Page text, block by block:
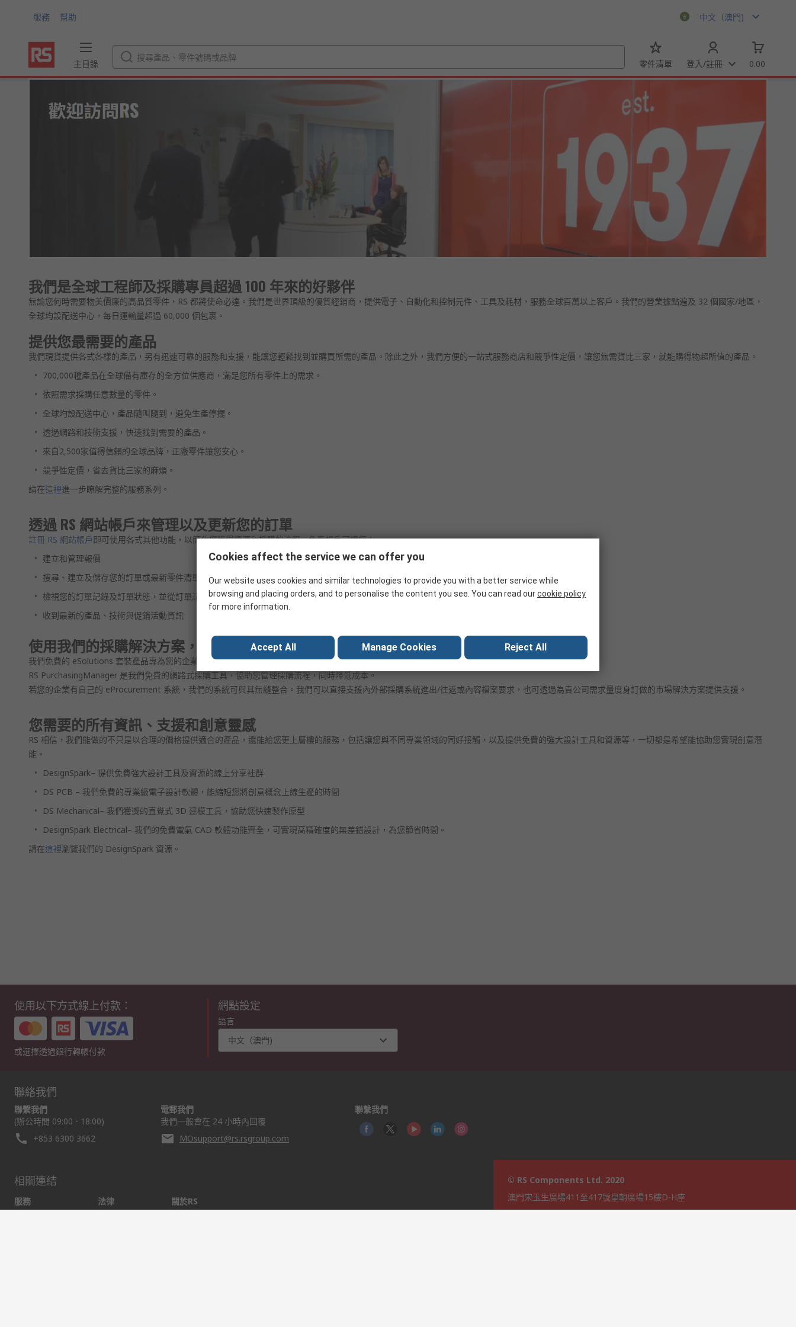
服務 幫助 中文（澳門)
主目錄 零件清單 登入/註冊 0.00
我們是全球工程師及採購專員超過 100 年來的好夥伴
無論您何時需要物美價廉的高品質零件，RS 都將使命必達。我們是世界頂級的優質經銷商，提供電子、自動化和控制元件、工具及耗材，服務全球百萬以上客戶。我們的營業據點遍及 32 個國家/地區，
全球均設配送中心，每日運輸量超過 60,000 個包裹。
提供您最需要的產品
我們現貨提供各式各樣的產品，另有迅速可靠的服務和支援，能讓您輕鬆找到並購買所需的產品。除此之外，我們方便的一站式服務商店和競爭性定價，讓您無需貨比三家，就能購得物超所值的產品。
700,000種產品在全球備有庫存的全方位供應商，滿足您所有零件上的需求。
依照需求採購任意數量的零件。
全球均設配送中心，產品隨叫隨到，避免生產停擺。
透過網路和技術支援，快速找到需要的產品。
來自2,500家值得信賴的全球品牌，正廠零件讓您安心。
競爭性定價，省去貨比三家的麻煩。
請在這裡進一步瞭解完整的服務系列。
透過 RS 網站帳戶來管理以及更新您的訂單
註冊 RS 網站帳戶即可使用各式其他功能，以簡化您獲得資源和採購的流程。免費帳戶可讓您：
建立和管理報價
搜尋、建立及儲存您的訂單或最新零件清單
檢視您的訂單記錄及訂單狀態，並從訂單記錄追加訂購產品
收到最新的產品、技術與促銷活動資訊
使用我們的採購解決方案，讓您方便省時、控管採購流程並降低費用
我們免費的 eSolutions 套裝產品專為您的企業需求打造，為您省去不具生產力的活動，並且更能掌控採購到付款週期。
RS PurchasingManager 是我們免費的網路式採購工具，協助您管理採購流程，同時降低成本。
若您的企業有自己的 eProcurement 系統，我們的系統可與其無縫整合。我們可以直接支援內外部採購系統進出/往返或內容檔案要求，也可透過為貴公司需求量度身訂做的市場解決方案提供支援。
您需要的所有資訊、支援和創意靈感
RS 相信，我們能做的不只是以合理的價格提供適合的產品，還能給您更上層樓的服務，包括讓您與不同專業領域的同好接觸，以及提供免費的強大設計工具和資源等，一切都是希望能協助您實現創意潛
能。
DesignSpark– 提供免費強大設計工具及資源的線上分享社群
DS PCB – 我們免費的專業級電子設計軟體，能縮短您將創意概念上線生產的時間
DS Mechanical– 我們獲獎的直覺式 3D 建模工具，協助您快速製作原型
DesignSpark Electrical– 我們的免費電氣 CAD 軟體功能齊全，可實現高精確度的無差錯設計，為您節省時間。
請在這裡瀏覽我們的 DesignSpark 資源。
使用以下方式線上付款：
或選擇透過銀行轉帳付款
網點設定
語言
中文（澳門)
聯絡我們
聯繫我們
(辦公時間 09:00 - 18:00)
+853 6300 3662
電郵我們
我們一般會在 24 小時內回覆
MOsupport@rs.rsgroup.com
聯繫我們
相關連結
服務
法律
關於RS
© RS Components Ltd. 2020
澳門宋玉生廣場411至417號皇朝廣場15樓D-H座
Cookies affect the service we can offer you
Our website uses cookies and similar technologies to provide you with a better service while
browsing and placing orders, and to personalise the content you see. You can read ourcookie policy
for more information.
Accept All Manage Cookies Reject All